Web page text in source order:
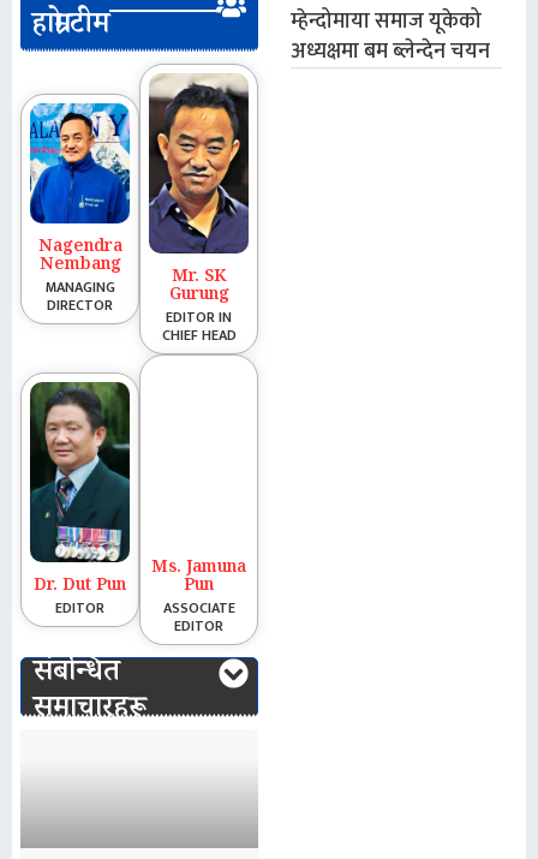
हाम्रो टीम
Nagendra
Nembang
MANAGING
DIRECTOR
Mr. SK
Gurung
EDITOR IN
CHIEF HEAD
Dr. Dut Pun
EDITOR
Ms. Jamuna
Pun
ASSOCIATE
EDITOR
संबन्धित
समाचारहरू
म्हेन्दोमाया समाज यूकेको
अध्यक्षमा बम ब्लेन्देन चयन